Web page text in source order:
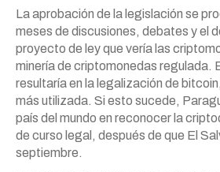
La aprobación de la legislación se
meses de discusiones, debates y el
proyecto de ley que vería las
minería de criptomonedas regulada.
resultaría en la legalización de
más utilizada. Si esto sucede,
país del mundo en reconocer la
de curso legal, después de que El
septiembre.